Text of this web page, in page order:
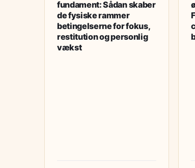
fundament: Sådan skaber
de fysiske rammer
betingelserne for fokus,
restitution og personlig
vækst